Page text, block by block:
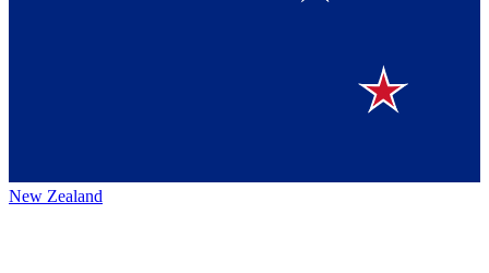
New Zealand